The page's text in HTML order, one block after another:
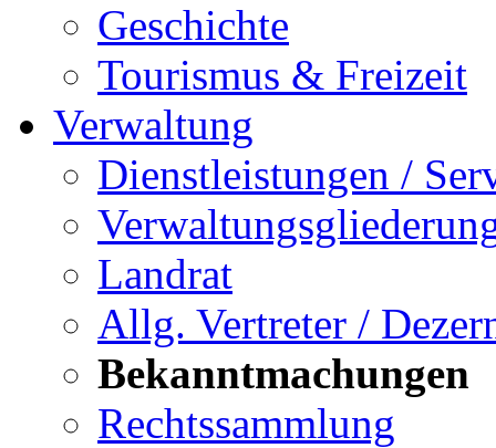
Geschichte
Tourismus & Freizeit
Verwaltung
Dienstleistungen /
Landrat
Allg. Vertreter /
Bekanntmachungen
Rechtssammlung